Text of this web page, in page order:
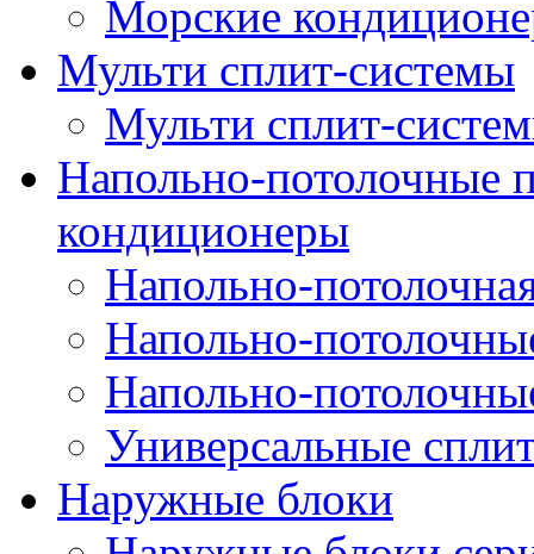
Морские
Мульти сплит-системы
Мульти сплит-
Напольно-потолочные
кондиционеры
Напольно-
Напольно-
Напольно-
Универсальные
Наружные блоки